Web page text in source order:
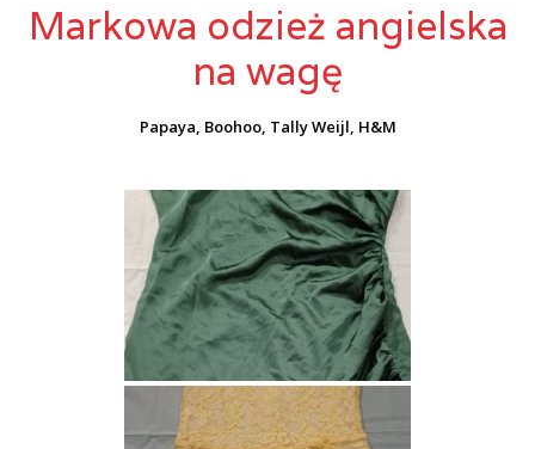
Markowa odzież angielska
na wagę
Papaya, Boohoo, Tally Weijl, H&M